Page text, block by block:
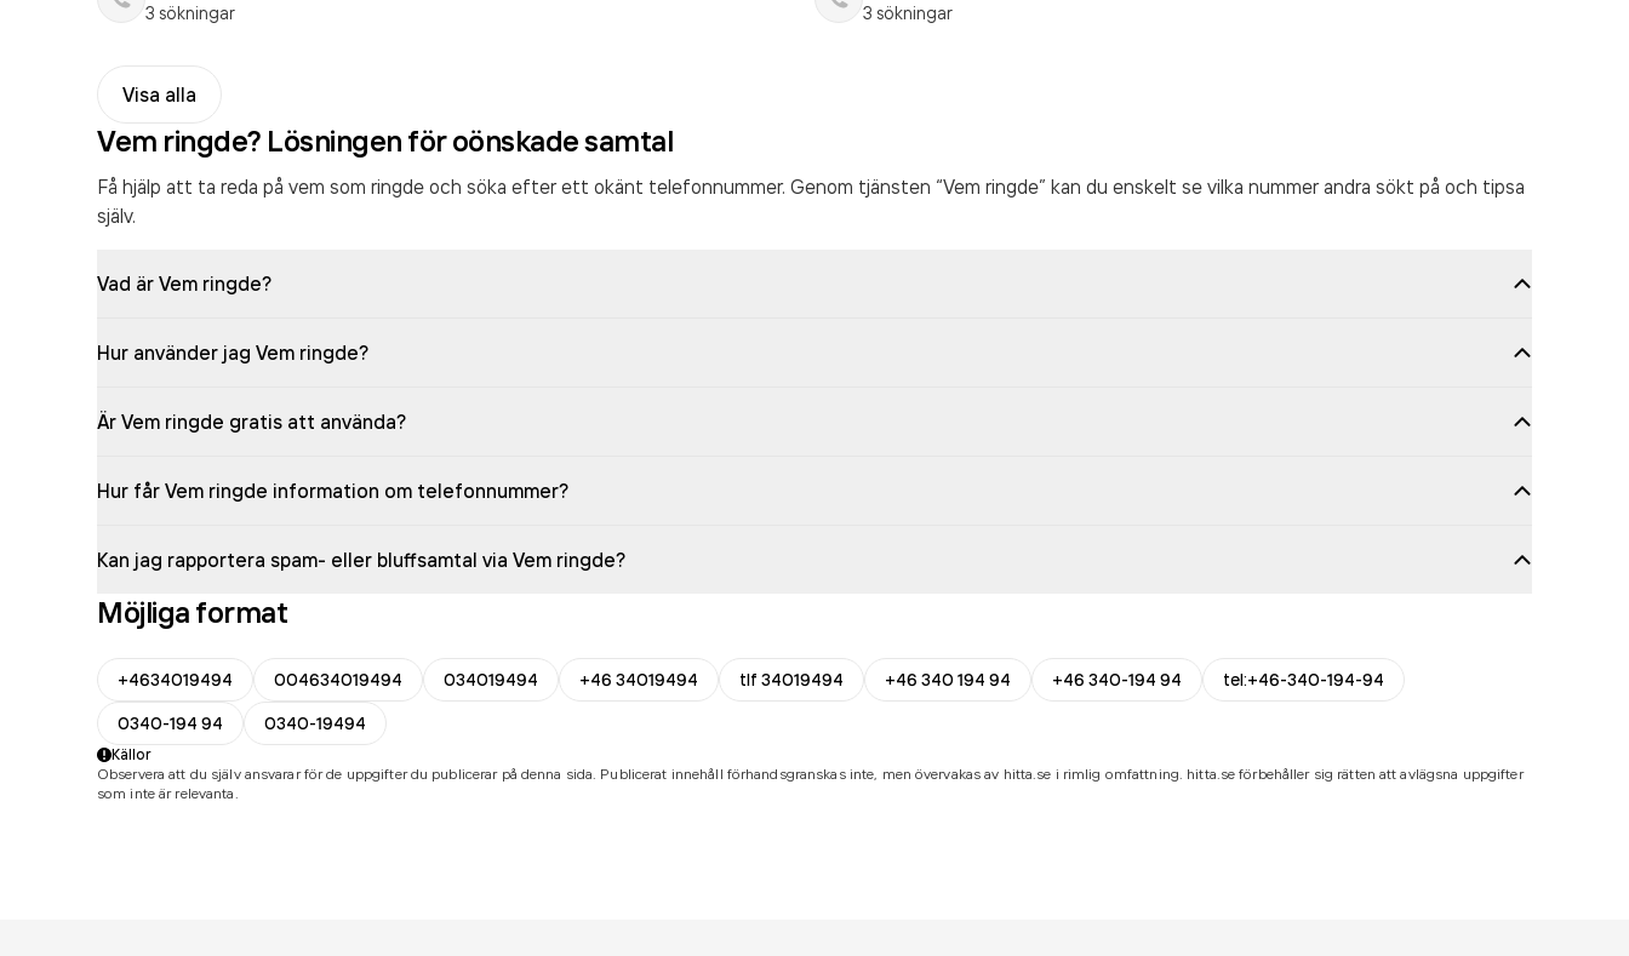
3 sökningar 3 sökningar
Visa alla
Vem ringde? Lösningen för oönskade samtal
Få hjälp att ta reda på vem som ringde och söka efter ett okänt telefonnummer. Genom tjänsten “Vem ringde” kan du enskelt se vilka nummer andra sökt på och tipsa
själv.
Vad är Vem ringde?
Hur använder jag Vem ringde?
Är Vem ringde gratis att använda?
Hur får Vem ringde information om telefonnummer?
Kan jag rapportera spam- eller bluffsamtal via Vem ringde?
Möjliga format
+4634019494 004634019494 034019494 +46 34019494 tlf 34019494 +46 340 194 94 +46 340-194 94
tel:+46-340-194-94
0340-194 94
0340-19494
Källor
Observera att du själv ansvarar för de uppgifter du publicerar på denna sida. Publicerat innehåll förhandsgranskas inte, men övervakas av hitta.se i rimlig omfattning. hitta.se förbehåller sig rätten att avlägsna uppgifter
som inte är relevanta.